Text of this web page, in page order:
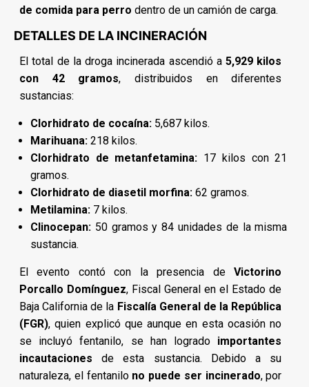
de comida para perro dentro de un camión de carga.
DETALLES DE LA INCINERACIÓN
El total de la droga incinerada ascendió a5,929 kilos
con 42 gramos, distribuidos en diferentes
sustancias:
Clorhidrato de cocaína: 5,687 kilos.
Marihuana: 218 kilos.
Clorhidrato de metanfetamina: 17 kilos con 21
gramos.
Clorhidrato de diasetil morfina: 62 gramos.
Metilamina: 7 kilos.
Clinocepan: 50 gramos y 84 unidades de la misma
sustancia.
El evento contó con la presencia deVictorino
Porcallo Domínguez, Fiscal General en el Estado de
Baja California de la Fiscalía General de la República
(FGR), quien explicó que aunque en esta ocasión no
se incluyó fentanilo, se han logrado importantes
incautaciones de esta sustancia. Debido a su
naturaleza, el fentanilo no puede ser incinerado, por